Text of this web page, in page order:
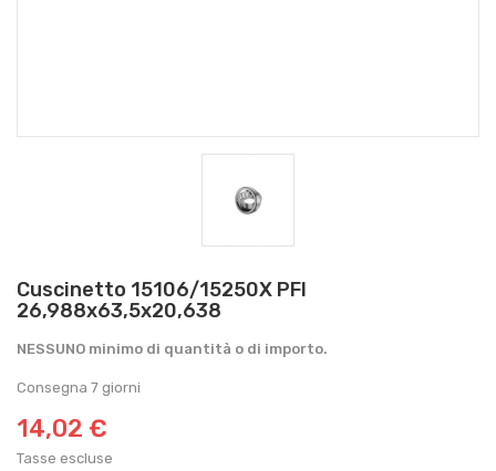
Cuscinetto 15106/15250X PFI
26,988x63,5x20,638
NESSUNO minimo di quantità o di importo.
Consegna 7 giorni
14,02 €
Tasse escluse